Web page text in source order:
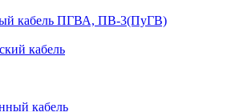
кабель ПГВА, ПВ-3(ПуГВ)
кабель
кабель